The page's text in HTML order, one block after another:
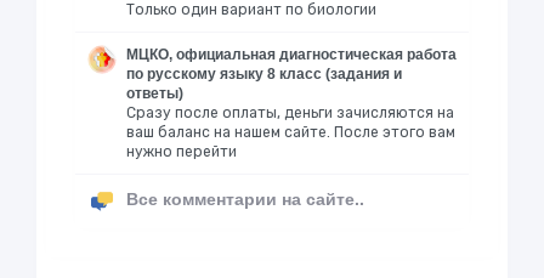
Только один вариант по биологии
МЦКО, официальная диагностическая работа
по русскому языку 8 класс (задания и
ответы)
Сразу после оплаты, деньги зачисляются на
ваш баланс на нашем сайте. После этого вам
нужно перейти
Все комментарии на сайте..